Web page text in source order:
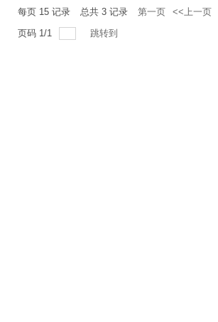
每页 15 记录 总共 3 记录 第一页 <<上一页
页码 1/1 跳转到